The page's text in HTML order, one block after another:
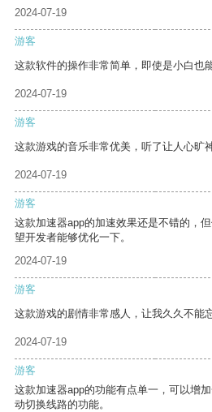
2024-07-19
游客
这款软件的操作非常简单，即使是小白也
2024-07-19
游客
这款游戏的音乐非常优美，听了让人心旷神
2024-07-19
游客
这款加速器app的加速效果还是不错的，
望开发者能够优化一下。
2024-07-19
游客
这款游戏的剧情非常感人，让我久久不能忘
2024-07-19
游客
这款加速器app的功能有点单一，可以增
动切换线路的功能。